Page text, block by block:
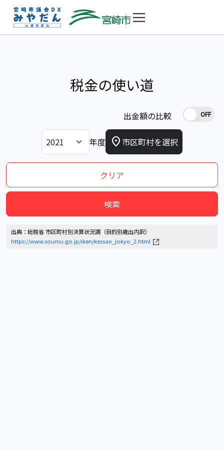
税金の使い道
年度 location_on 市区町村を選択
出金額の比較 OFF
クリア
検索
出典：総務省 市区町村別決算状況調（目的別歳出内訳）
https://www.soumu.go.jp/iken/kessan_jokyo_2.html